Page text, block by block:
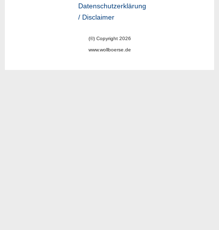
Datenschutzerklärung
/ Disclaimer
(©) Copyright 2026
www.wollboerse.de